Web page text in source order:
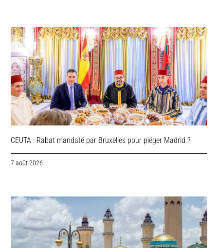
CEUTA : Rabat mandaté par Bruxelles pour piéger Madrid ?
7 août 2026